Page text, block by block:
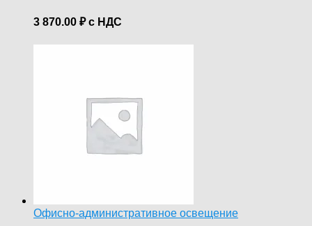
3 870.00 ₽с НДС
Офисно-административное освещение